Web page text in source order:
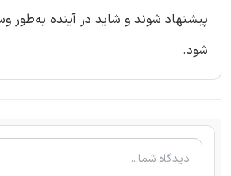
پیشنهاد شوند و شاید در آینده به‌طور
شود.